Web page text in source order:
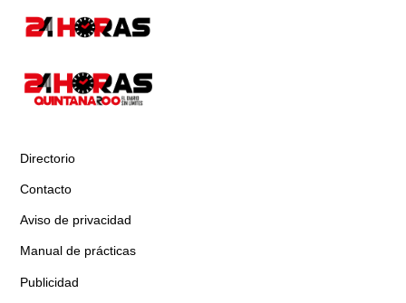
Directorio
Contacto
Aviso de privacidad
Manual de prácticas
Publicidad